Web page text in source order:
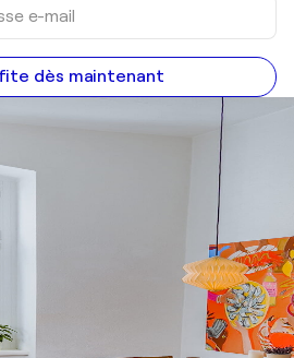
dès maintenant